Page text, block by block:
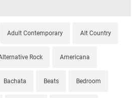
Adult Contemporary Alt Country
Rock Americana
Bachata Beats Bedroom